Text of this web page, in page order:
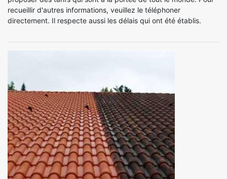
recueillir d'autres informations, veuillez le téléphoner
directement. Il respecte aussi les délais qui ont été établis.